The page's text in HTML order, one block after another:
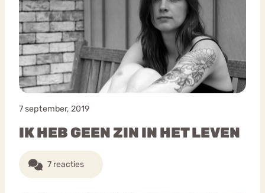
7 september, 2019
IK HEB GEEN ZIN IN HET LEVEN
7 reacties